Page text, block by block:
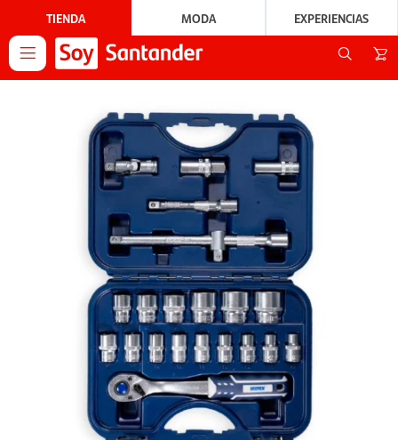
TIENDA MODA EXPERIENCIAS
